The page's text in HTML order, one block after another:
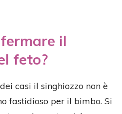
il
feto?
casi il singhiozzo non è
fastidioso per il bimbo. Si